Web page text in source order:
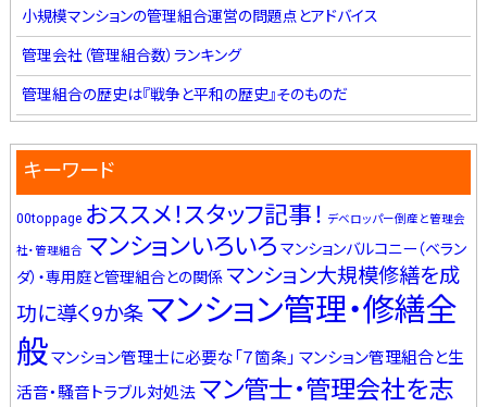
小規模マンションの管理組合運営の問題点とアドバイス
管理会社（管理組合数）ランキング
管理組合の歴史は『戦争と平和の歴史』そのものだ
キーワード
00toppage おススメ！スタッフ記事！ デベロッパー倒産と管理会
社・管理組合 マンションいろいろ マンションバルコニー（ベラン
ダ）・専用庭と管理組合との関係 マンション大規模修繕を成
功に導く9か条マンション管理・修繕全
般マンション管理士に必要な「７箇条」 マンション管理組合と生
活音・騒音トラブル対処法 マン管士・管理会社を志